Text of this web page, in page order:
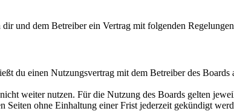
und dem Betreiber ein Vertrag mit folgenden Regelungen
du einen Nutzungsvertrag mit dem Betreiber des
weiter nutzen. Für die Nutzung des Boards gelten
ohne Einhaltung einer Frist jederzeit gekündigt